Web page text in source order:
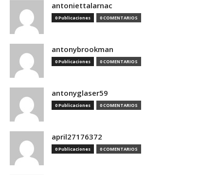
antoniettalarnac
0 Publicaciones 0 COMENTARIOS
antonybrookman
0 Publicaciones 0 COMENTARIOS
antonyglaser59
0 Publicaciones 0 COMENTARIOS
april27176372
0 Publicaciones 0 COMENTARIOS